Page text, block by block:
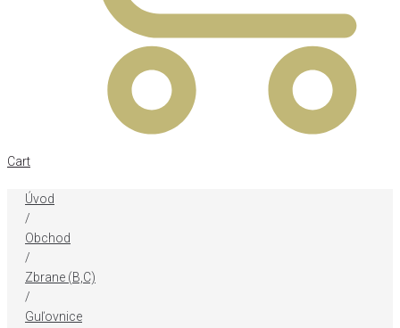
Cart
Úvod
/
Obchod
/
Zbrane (B,C)
/
Guľovnice